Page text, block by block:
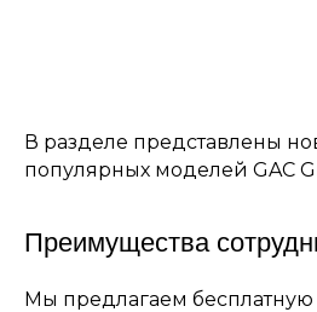
В разделе представлены
популярных моделей GAC
Преимущества
Мы предлагаем бесплатную